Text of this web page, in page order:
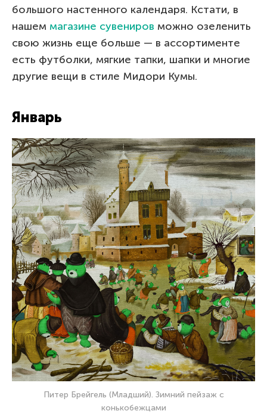
большого настенного календаря. Кстати, в
нашем магазине сувениров можно озеленить
свою жизнь еще больше — в ассортименте
есть футболки, мягкие тапки, шапки и многие
другие вещи в стиле Мидори Кумы.
Январь
Питер Брейгель (Младший). Зимний пейзаж с
конькобежцами